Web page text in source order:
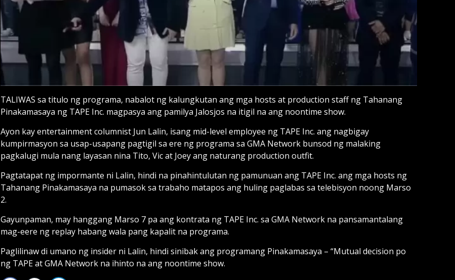
TALIWAS sa titulo ng programa, nabalot ng kalungkutan ang mga hosts at production staff ng Tahanang
Pinakamasaya ng TAPE Inc. magpasya ang pamilya Jalosjos na itigil na ang noontime show.
Ayon kay entertainment columnist Jun Lalin, isang mid-level employee ng TAPE Inc. ang nagbigay
kumpirmasyon sa usap-usapang pagtigil sa ere ng programa sa GMA Network bunsod ng malaking
pagkalugi mula nang layasan nina Tito, Vic at Joey ang naturang production outfit.
Pagtatapat ng impormante ni Lalin, hindi na pinahintulutan ng pamunuan ang TAPE Inc. ang mga hosts ng
Tahanang Pinakamasaya na pumasok sa trabaho matapos ang huling paglabas sa telebisyon noong Marso
2.
Gayunpaman, may hanggang Marso 7 pa ang kontrata ng TAPE Inc. sa GMA Network na pansamantalang
mag-eere ng replay habang wala pang kapalit na programa.
Paglilinaw di umano ng insider ni Lalin, hindi sinibak ang programang Pinakamasaya – “Mutual decision po
ng TAPE at GMA Network na ihinto na ang noontime show.